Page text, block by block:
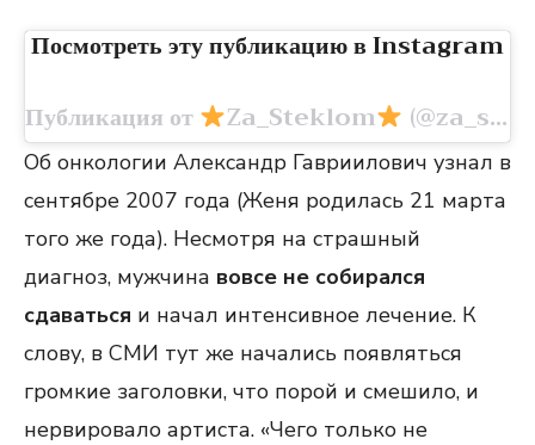
Посмотреть эту публикацию в Instagram
Публикация от
Za_Steklom (@za_steklom__)
Об онкологии Александр Гавриилович узнал в
сентябре 2007 года (Женя родилась 21 марта
того же года). Несмотря на страшный
диагноз, мужчина вовсе не собирался
сдаваться и начал интенсивное лечение. К
слову, в СМИ тут же начались появляться
громкие заголовки, что порой и смешило, и
нервировало артиста. «Чего только не